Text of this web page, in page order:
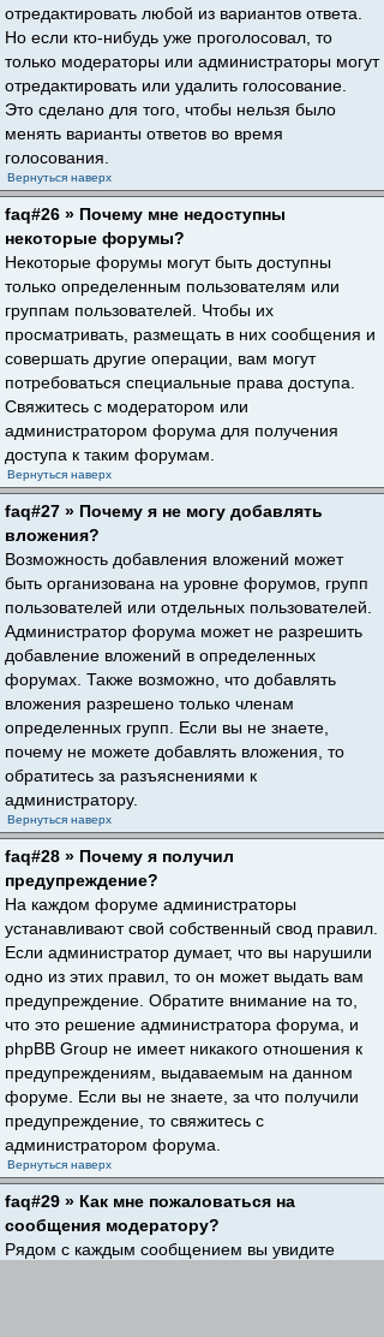
отредактировать любой из вариантов ответа.
Но если кто-нибудь уже проголосовал, то
только модераторы или администраторы могут
отредактировать или удалить голосование.
Это сделано для того, чтобы нельзя было
менять варианты ответов во время
голосования.
Вернуться наверх
faq#26 » Почему мне недоступны
некоторые форумы?
Некоторые форумы могут быть доступны
только определенным пользователям или
группам пользователей. Чтобы их
просматривать, размещать в них сообщения и
совершать другие операции, вам могут
потребоваться специальные права доступа.
Свяжитесь с модератором или
администратором форума для получения
доступа к таким форумам.
Вернуться наверх
faq#27 » Почему я не могу добавлять
вложения?
Возможность добавления вложений может
быть организована на уровне форумов, групп
пользователей или отдельных пользователей.
Администратор форума может не разрешить
добавление вложений в определенных
форумах. Также возможно, что добавлять
вложения разрешено только членам
определенных групп. Если вы не знаете,
почему не можете добавлять вложения, то
обратитесь за разъяснениями к
администратору.
Вернуться наверх
faq#28 » Почему я получил
предупреждение?
На каждом форуме администраторы
устанавливают свой собственный свод правил.
Если администратор думает, что вы нарушили
одно из этих правил, то он может выдать вам
предупреждение. Обратите внимание на то,
что это решение администратора форума, и
phpBB Group не имеет никакого отношения к
предупреждениям, выдаваемым на данном
форуме. Если вы не знаете, за что получили
предупреждение, то свяжитесь с
администратором форума.
Вернуться наверх
faq#29 » Как мне пожаловаться на
сообщения модератору?
Рядом с каждым сообщением вы увидите